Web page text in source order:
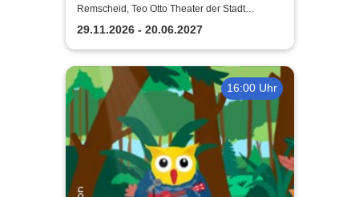
Theater der Stadt Remscheid
Remscheid, Teo Otto Theater der Stadt
Remscheid
29.11.2026 - 20.06.2027
16:00 Uhr